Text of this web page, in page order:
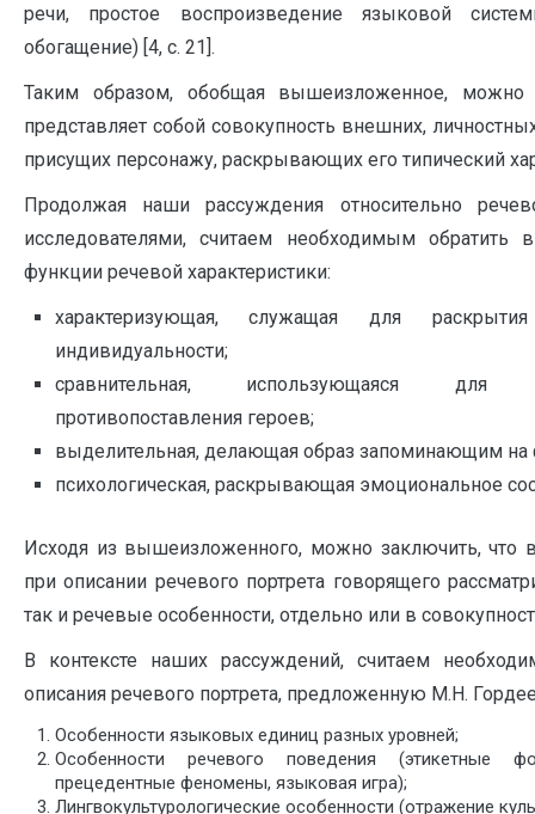
речи, простое воспроизведение языковой
обогащение) [4, с. 21].
Таким образом, обобщая вышеизложенное, можно
представляет собой совокупность внешних,
присущих персонажу, раскрывающих его типический
Продолжая наши рассуждения относительно
исследователями, считаем необходимым
функции речевой характеристики:
характеризующая, служащая для
индивидуальности;
сравнительная, использующаяся для
противопоставления героев;
выделительная, делающая образ запоминающим на
психологическая, раскрывающая эмоциональное
Исходя из вышеизложенного, можно заключить, что
при описании речевого портрета говорящего
так и речевые особенности, отдельно или в
В контексте наших рассуждений, считаем
описания речевого портрета, предложенную М.Н.
Особенности языковых единиц разных уровней;
Особенности речевого поведения (этикетные
прецедентные феномены, языковая игра);
Лингвокультурологические особенности (отражение